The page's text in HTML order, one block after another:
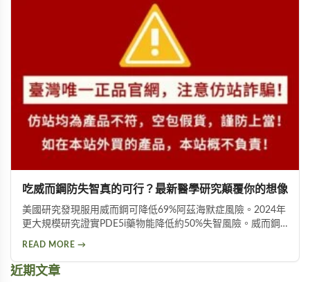
吃威而鋼防失智真的可行？最新醫學研究顛覆你的想像
美國研究發現服用威而鋼可降低69%阿茲海默症風險。2024年
更大規模研究證實PDE5i藥物能降低約50%失智風險。威而鋼
且有心血管疾病者不宜使用。
READ MORE →
近期文章